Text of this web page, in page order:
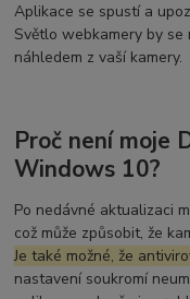
Aplikace se spustí a
Světlo webkamery by
náhledem z vaší kamery.
Proč není moje
Windows 10?
Po nedávné aktualizaci
což může způsobit, že
Je také možné, že
nastavení soukromí